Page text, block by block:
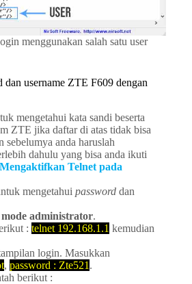
menggunakan salah satu user
dan username ZTE F609 dengan
mengetahui kata sandi beserta
ZTE jika daftar di atas tidak bisa
sebelumya anda haruslah
dahulu yang bisa anda ikuti
Telnet pada
mengetahui password dan
mode administrator.
: telnet 192.168.1.1 kemudian
login. Masukkan
, password : Zte521 .
berikut :